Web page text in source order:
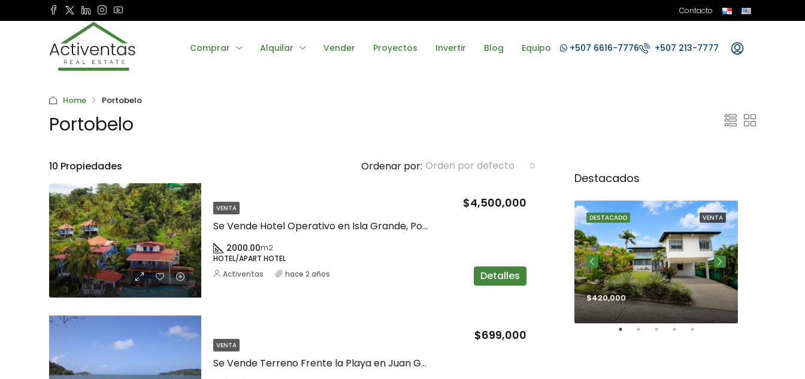
Contacto
Comprar Alquilar Vender Proyectos Invertir Blog Equipo +507 6616-7776 +507 213-7777
Home Portobelo
Portobelo
10 Propiedades Ordenar por: Orden por defecto
VENTA
Se Vende Hotel Operativo en Isla Grande, Portobelo
$4,500,000
2000.00m2
HOTEL/APART HOTEL
Detalles
Activentas hace 2 años
VENTA
Se Vende Terreno Frente la Playa en Juan Gallego
$699,000
Destacados
VENTA
DESTACADO
$420,000